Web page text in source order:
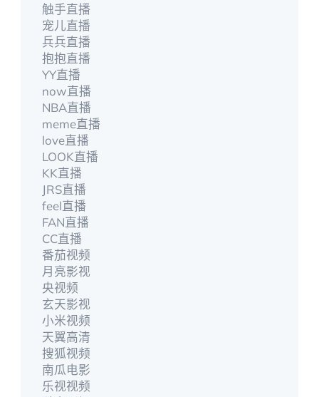
触手直播
宠儿直播
兵兵直播
抱抱直播
YY直播
now直播
NBA直播
meme直播
love直播
LOOK直播
KK直播
JRS直播
feel直播
FAN直播
CC直播
番茄视频
月亮影视
央视频
玄天影视
小米视频
天翼高清
搜狐视频
南瓜电影
乐视视频